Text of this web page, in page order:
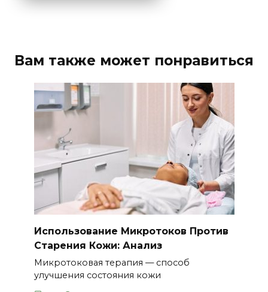
Вам также может понравиться
Использование Микротоков Против
Старения Кожи: Анализ
Микротоковая терапия — способ
улучшения состояния кожи